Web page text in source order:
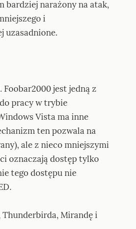
bardziej narażony na atak,
i
uzasadnione.
Foobar2000 jest jedną z
pracy w trybie
Vista ma inne
ten pozwala na
ale z nieco mniejszymi
oznaczają dostęp tylko
tego dostępu nie
Mirandę i